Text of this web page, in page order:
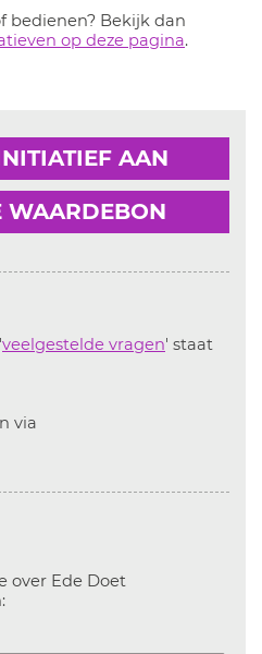
bedienen? Bekijk dan
op deze pagina.
AAN
WAARDEBON
veelgestelde vragen' staat
via
over Ede Doet
Aanvinken om informatie over